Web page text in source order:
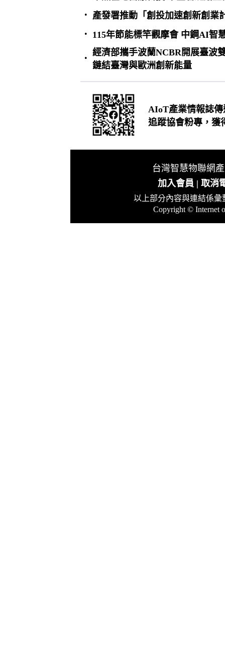
• 產發署推動「創投加速創新創業
• 115年節能標竿觀摩會 中鋼AI智
•
經濟部攜手波蘭NCBR開展臺波
鏈結臺灣與歐洲創新能量
AIoT產業情報誌
追蹤協會粉專，獲
台灣智慧物聯網
加入會員 | 取消
以上部分內容與連結係
Copyright © Internet